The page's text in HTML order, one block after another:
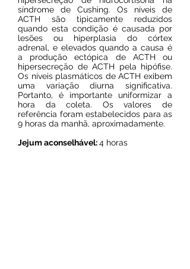
síndrome de Cushing. Os níveis de
ACTH são tipicamente reduzidos
quando esta condição é causada por
lesões ou hiperplasia do córtex
adrenal, e elevados quando a causa é
a produção ectópica de ACTH ou
hipersecreção de ACTH pela hipófise.
Os níveis plasmáticos de ACTH exibem
uma variação diurna significativa.
Portanto, é importante uniformizar a
hora da coleta. Os valores de
referência foram estabelecidos para as
9 horas da manhã, aproximadamente.
Jejum aconselhável:4 horas